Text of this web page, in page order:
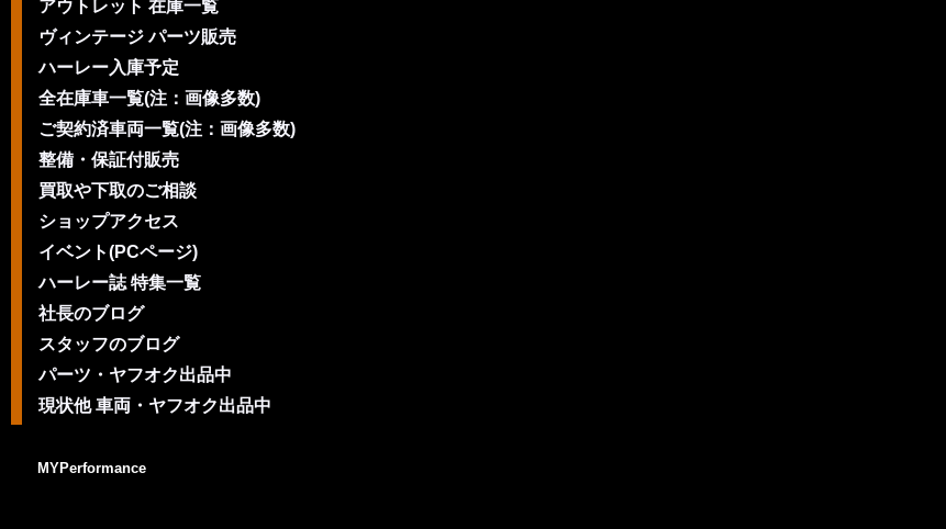
アウトレット 在庫一覧
ヴィンテージ パーツ販売
ハーレー入庫予定
全在庫車一覧(注：画像多数)
ご契約済車両一覧(注：画像多数)
整備・保証付販売
買取や下取のご相談
ショップアクセス
イベント(PCページ)
ハーレー誌 特集一覧
社長のブログ
スタッフのブログ
パーツ・ヤフオク出品中
現状他 車両・ヤフオク出品中
MYPerformance